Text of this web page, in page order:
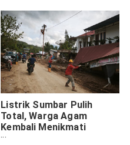
Listrik Sumbar Pulih
Total, Warga Agam
Kembali Menikmati
Terang